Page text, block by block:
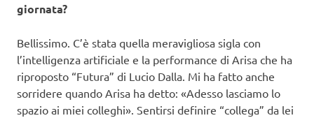
giornata?
Bellissimo. C’è stata quella meravigliosa sigla con
l’intelligenza artificiale e la performance di Arisa che ha
riproposto “Futura” di Lucio Dalla. Mi ha fatto anche
sorridere quando Arisa ha detto: «Adesso lasciamo lo
spazio ai miei colleghi». Sentirsi definire “collega” da lei